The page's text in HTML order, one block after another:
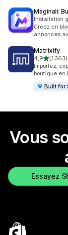
Maginali:
Installation
Créez en
annonces
Matrixify
4,9étoile(s)
(1 363)
1363 avis
Importez,
boutique en
Built for
Vous
Essayez